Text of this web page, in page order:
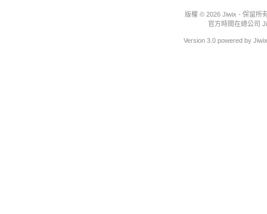
版權 © 2026 Jiwix - 保留所
官方時間在總公司
Version 3.0 powered by